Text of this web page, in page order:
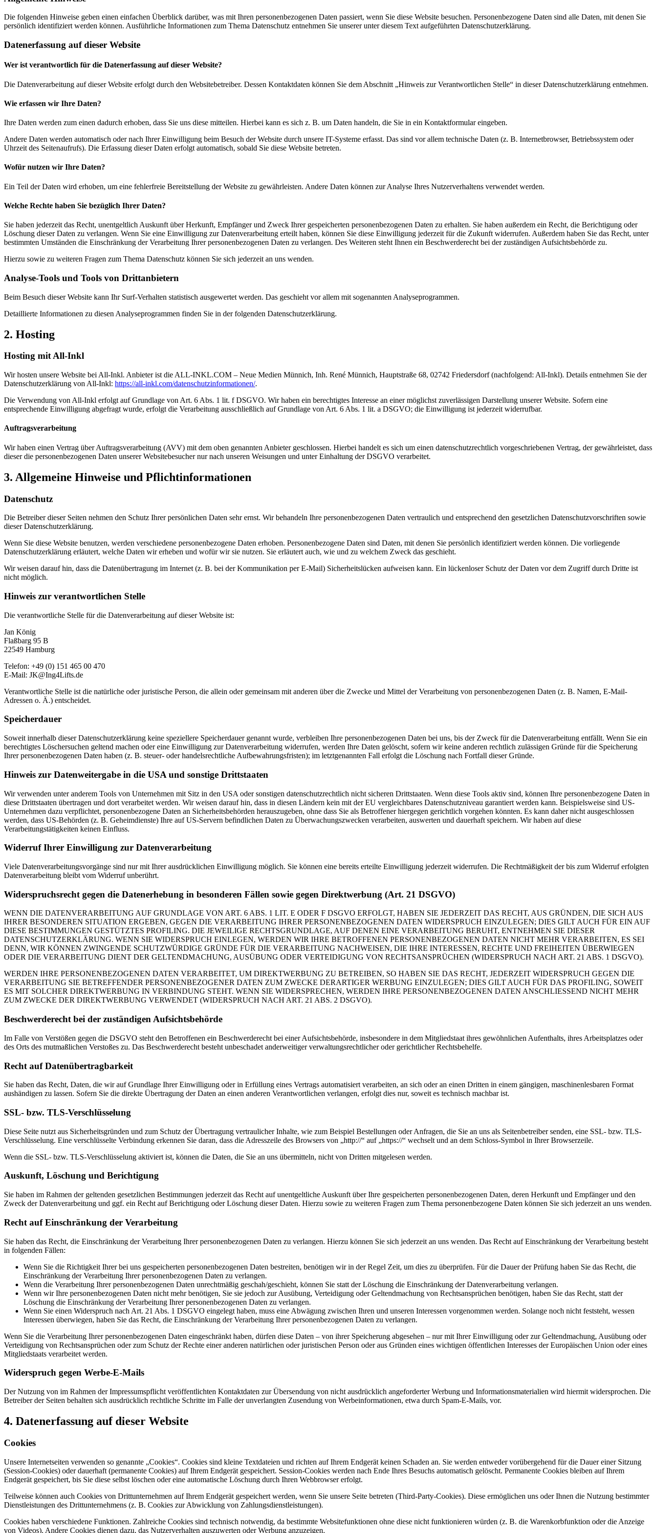
Die folgenden Hinweise geben einen einfachen Überblick darüber, was mit Ihren personenbezogenen Daten passiert, wenn Sie diese Website besuchen. Personenbezogene Daten sind alle Daten, mit denen Sie
persönlich identifiziert werden können. Ausführliche Informationen zum Thema Datenschutz entnehmen Sie unserer unter diesem Text aufgeführten Datenschutzerklärung.
Datenerfassung auf dieser Website
Wer ist verantwortlich für die Datenerfassung auf dieser Website?
Die Datenverarbeitung auf dieser Website erfolgt durch den Websitebetreiber. Dessen Kontaktdaten können Sie dem Abschnitt „Hinweis zur Verantwortlichen Stelle“ in dieser Datenschutzerklärung entnehmen.
Wie erfassen wir Ihre Daten?
Ihre Daten werden zum einen dadurch erhoben, dass Sie uns diese mitteilen. Hierbei kann es sich z. B. um Daten handeln, die Sie in ein Kontaktformular eingeben.
Andere Daten werden automatisch oder nach Ihrer Einwilligung beim Besuch der Website durch unsere IT-Systeme erfasst. Das sind vor allem technische Daten (z. B. Internetbrowser, Betriebssystem oder
Uhrzeit des Seitenaufrufs). Die Erfassung dieser Daten erfolgt automatisch, sobald Sie diese Website betreten.
Wofür nutzen wir Ihre Daten?
Ein Teil der Daten wird erhoben, um eine fehlerfreie Bereitstellung der Website zu gewährleisten. Andere Daten können zur Analyse Ihres Nutzerverhaltens verwendet werden.
Welche Rechte haben Sie bezüglich Ihrer Daten?
Sie haben jederzeit das Recht, unentgeltlich Auskunft über Herkunft, Empfänger und Zweck Ihrer gespeicherten personenbezogenen Daten zu erhalten. Sie haben außerdem ein Recht, die Berichtigung oder
Löschung dieser Daten zu verlangen. Wenn Sie eine Einwilligung zur Datenverarbeitung erteilt haben, können Sie diese Einwilligung jederzeit für die Zukunft widerrufen. Außerdem haben Sie das Recht, unter
bestimmten Umständen die Einschränkung der Verarbeitung Ihrer personenbezogenen Daten zu verlangen. Des Weiteren steht Ihnen ein Beschwerderecht bei der zuständigen Aufsichtsbehörde zu.
Hierzu sowie zu weiteren Fragen zum Thema Datenschutz können Sie sich jederzeit an uns wenden.
Analyse-Tools und Tools von Dritt­anbietern
Beim Besuch dieser Website kann Ihr Surf-Verhalten statistisch ausgewertet werden. Das geschieht vor allem mit sogenannten Analyseprogrammen.
Detaillierte Informationen zu diesen Analyseprogrammen finden Sie in der folgenden Datenschutzerklärung.
2. Hosting
Hosting mit All-Inkl
Wir hosten unsere Website bei All-Inkl. Anbieter ist die ALL-INKL.COM – Neue Medien Münnich, Inh. René Münnich, Hauptstraße 68, 02742 Friedersdorf (nachfolgend: All-Inkl). Details entnehmen Sie der
Datenschutzerklärung von All-Inkl: https://all-inkl.com/datenschutzinformationen/.
Die Verwendung von All-Inkl erfolgt auf Grundlage von Art. 6 Abs. 1 lit. f DSGVO. Wir haben ein berechtigtes Interesse an einer möglichst zuverlässigen Darstellung unserer Website. Sofern eine
entsprechende Einwilligung abgefragt wurde, erfolgt die Verarbeitung ausschließlich auf Grundlage von Art. 6 Abs. 1 lit. a DSGVO; die Einwilligung ist jederzeit widerrufbar.
Auftragsverarbeitung
Wir haben einen Vertrag über Auftragsverarbeitung (AVV) mit dem oben genannten Anbieter geschlossen. Hierbei handelt es sich um einen datenschutzrechtlich vorgeschriebenen Vertrag, der gewährleistet, dass
dieser die personenbezogenen Daten unserer Websitebesucher nur nach unseren Weisungen und unter Einhaltung der DSGVO verarbeitet.
3. Allgemeine Hinweise und Pflicht­informationen
Datenschutz
Die Betreiber dieser Seiten nehmen den Schutz Ihrer persönlichen Daten sehr ernst. Wir behandeln Ihre personenbezogenen Daten vertraulich und entsprechend den gesetzlichen Datenschutzvorschriften sowie
dieser Datenschutzerklärung.
Wenn Sie diese Website benutzen, werden verschiedene personenbezogene Daten erhoben. Personenbezogene Daten sind Daten, mit denen Sie persönlich identifiziert werden können. Die vorliegende
Datenschutzerklärung erläutert, welche Daten wir erheben und wofür wir sie nutzen. Sie erläutert auch, wie und zu welchem Zweck das geschieht.
Wir weisen darauf hin, dass die Datenübertragung im Internet (z. B. bei der Kommunikation per E-Mail) Sicherheitslücken aufweisen kann. Ein lückenloser Schutz der Daten vor dem Zugriff durch Dritte ist
nicht möglich.
Hinweis zur verantwortlichen Stelle
Die verantwortliche Stelle für die Datenverarbeitung auf dieser Website ist:
Jan König
Flaßbarg 95 B
22549 Hamburg
Telefon: +49 (0) 151 465 00 470
E-Mail: JK@Ing4Lifts.de
Verantwortliche Stelle ist die natürliche oder juristische Person, die allein oder gemeinsam mit anderen über die Zwecke und Mittel der Verarbeitung von personenbezogenen Daten (z. B. Namen, E-Mail-
Adressen o. Ä.) entscheidet.
Speicherdauer
Soweit innerhalb dieser Datenschutzerklärung keine speziellere Speicherdauer genannt wurde, verbleiben Ihre personenbezogenen Daten bei uns, bis der Zweck für die Datenverarbeitung entfällt. Wenn Sie ein
berechtigtes Löschersuchen geltend machen oder eine Einwilligung zur Datenverarbeitung widerrufen, werden Ihre Daten gelöscht, sofern wir keine anderen rechtlich zulässigen Gründe für die Speicherung
Ihrer personenbezogenen Daten haben (z. B. steuer- oder handelsrechtliche Aufbewahrungsfristen); im letztgenannten Fall erfolgt die Löschung nach Fortfall dieser Gründe.
Hinweis zur Datenweitergabe in die USA und sonstige Drittstaaten
Wir verwenden unter anderem Tools von Unternehmen mit Sitz in den USA oder sonstigen datenschutzrechtlich nicht sicheren Drittstaaten. Wenn diese Tools aktiv sind, können Ihre personenbezogene Daten in
diese Drittstaaten übertragen und dort verarbeitet werden. Wir weisen darauf hin, dass in diesen Ländern kein mit der EU vergleichbares Datenschutzniveau garantiert werden kann. Beispielsweise sind US-
Unternehmen dazu verpflichtet, personenbezogene Daten an Sicherheitsbehörden herauszugeben, ohne dass Sie als Betroffener hiergegen gerichtlich vorgehen könnten. Es kann daher nicht ausgeschlossen
werden, dass US-Behörden (z. B. Geheimdienste) Ihre auf US-Servern befindlichen Daten zu Überwachungszwecken verarbeiten, auswerten und dauerhaft speichern. Wir haben auf diese
Verarbeitungstätigkeiten keinen Einfluss.
Widerruf Ihrer Einwilligung zur Datenverarbeitung
Viele Datenverarbeitungsvorgänge sind nur mit Ihrer ausdrücklichen Einwilligung möglich. Sie können eine bereits erteilte Einwilligung jederzeit widerrufen. Die Rechtmäßigkeit der bis zum Widerruf erfolgten
Datenverarbeitung bleibt vom Widerruf unberührt.
Widerspruchsrecht gegen die Datenerhebung in besonderen Fällen sowie gegen Direktwerbung (Art. 21 DSGVO)
WENN DIE DATENVERARBEITUNG AUF GRUNDLAGE VON ART. 6 ABS. 1 LIT. E ODER F DSGVO ERFOLGT, HABEN SIE JEDERZEIT DAS RECHT, AUS GRÜNDEN, DIE SICH AUS
IHRER BESONDEREN SITUATION ERGEBEN, GEGEN DIE VERARBEITUNG IHRER PERSONENBEZOGENEN DATEN WIDERSPRUCH EINZULEGEN; DIES GILT AUCH FÜR EIN AUF
DIESE BESTIMMUNGEN GESTÜTZTES PROFILING. DIE JEWEILIGE RECHTSGRUNDLAGE, AUF DENEN EINE VERARBEITUNG BERUHT, ENTNEHMEN SIE DIESER
DATENSCHUTZERKLÄRUNG. WENN SIE WIDERSPRUCH EINLEGEN, WERDEN WIR IHRE BETROFFENEN PERSONENBEZOGENEN DATEN NICHT MEHR VERARBEITEN, ES SEI
DENN, WIR KÖNNEN ZWINGENDE SCHUTZWÜRDIGE GRÜNDE FÜR DIE VERARBEITUNG NACHWEISEN, DIE IHRE INTERESSEN, RECHTE UND FREIHEITEN ÜBERWIEGEN
ODER DIE VERARBEITUNG DIENT DER GELTENDMACHUNG, AUSÜBUNG ODER VERTEIDIGUNG VON RECHTSANSPRÜCHEN (WIDERSPRUCH NACH ART. 21 ABS. 1 DSGVO).
WERDEN IHRE PERSONENBEZOGENEN DATEN VERARBEITET, UM DIREKTWERBUNG ZU BETREIBEN, SO HABEN SIE DAS RECHT, JEDERZEIT WIDERSPRUCH GEGEN DIE
VERARBEITUNG SIE BETREFFENDER PERSONENBEZOGENER DATEN ZUM ZWECKE DERARTIGER WERBUNG EINZULEGEN; DIES GILT AUCH FÜR DAS PROFILING, SOWEIT
ES MIT SOLCHER DIREKTWERBUNG IN VERBINDUNG STEHT. WENN SIE WIDERSPRECHEN, WERDEN IHRE PERSONENBEZOGENEN DATEN ANSCHLIESSEND NICHT MEHR
ZUM ZWECKE DER DIREKTWERBUNG VERWENDET (WIDERSPRUCH NACH ART. 21 ABS. 2 DSGVO).
Beschwerde­recht bei der zuständigen Aufsichts­behörde
Im Falle von Verstößen gegen die DSGVO steht den Betroffenen ein Beschwerderecht bei einer Aufsichtsbehörde, insbesondere in dem Mitgliedstaat ihres gewöhnlichen Aufenthalts, ihres Arbeitsplatzes oder
des Orts des mutmaßlichen Verstoßes zu. Das Beschwerderecht besteht unbeschadet anderweitiger verwaltungsrechtlicher oder gerichtlicher Rechtsbehelfe.
Recht auf Daten­übertrag­barkeit
Sie haben das Recht, Daten, die wir auf Grundlage Ihrer Einwilligung oder in Erfüllung eines Vertrags automatisiert verarbeiten, an sich oder an einen Dritten in einem gängigen, maschinenlesbaren Format
aushändigen zu lassen. Sofern Sie die direkte Übertragung der Daten an einen anderen Verantwortlichen verlangen, erfolgt dies nur, soweit es technisch machbar ist.
SSL- bzw. TLS-Verschlüsselung
Diese Seite nutzt aus Sicherheitsgründen und zum Schutz der Übertragung vertraulicher Inhalte, wie zum Beispiel Bestellungen oder Anfragen, die Sie an uns als Seitenbetreiber senden, eine SSL- bzw. TLS-
Verschlüsselung. Eine verschlüsselte Verbindung erkennen Sie daran, dass die Adresszeile des Browsers von „http://“ auf „https://“ wechselt und an dem Schloss-Symbol in Ihrer Browserzeile.
Wenn die SSL- bzw. TLS-Verschlüsselung aktiviert ist, können die Daten, die Sie an uns übermitteln, nicht von Dritten mitgelesen werden.
Auskunft, Löschung und Berichtigung
Sie haben im Rahmen der geltenden gesetzlichen Bestimmungen jederzeit das Recht auf unentgeltliche Auskunft über Ihre gespeicherten personenbezogenen Daten, deren Herkunft und Empfänger und den
Zweck der Datenverarbeitung und ggf. ein Recht auf Berichtigung oder Löschung dieser Daten. Hierzu sowie zu weiteren Fragen zum Thema personenbezogene Daten können Sie sich jederzeit an uns wenden.
Recht auf Einschränkung der Verarbeitung
Sie haben das Recht, die Einschränkung der Verarbeitung Ihrer personenbezogenen Daten zu verlangen. Hierzu können Sie sich jederzeit an uns wenden. Das Recht auf Einschränkung der Verarbeitung besteht
in folgenden Fällen:
Wenn Sie die Richtigkeit Ihrer bei uns gespeicherten personenbezogenen Daten bestreiten, benötigen wir in der Regel Zeit, um dies zu überprüfen. Für die Dauer der Prüfung haben Sie das Recht, die
Einschränkung der Verarbeitung Ihrer personenbezogenen Daten zu verlangen.
Wenn die Verarbeitung Ihrer personenbezogenen Daten unrechtmäßig geschah/geschieht, können Sie statt der Löschung die Einschränkung der Datenverarbeitung verlangen.
Wenn wir Ihre personenbezogenen Daten nicht mehr benötigen, Sie sie jedoch zur Ausübung, Verteidigung oder Geltendmachung von Rechtsansprüchen benötigen, haben Sie das Recht, statt der
Löschung die Einschränkung der Verarbeitung Ihrer personenbezogenen Daten zu verlangen.
Wenn Sie einen Widerspruch nach Art. 21 Abs. 1 DSGVO eingelegt haben, muss eine Abwägung zwischen Ihren und unseren Interessen vorgenommen werden. Solange noch nicht feststeht, wessen
Interessen überwiegen, haben Sie das Recht, die Einschränkung der Verarbeitung Ihrer personenbezogenen Daten zu verlangen.
Wenn Sie die Verarbeitung Ihrer personenbezogenen Daten eingeschränkt haben, dürfen diese Daten – von ihrer Speicherung abgesehen – nur mit Ihrer Einwilligung oder zur Geltendmachung, Ausübung oder
Verteidigung von Rechtsansprüchen oder zum Schutz der Rechte einer anderen natürlichen oder juristischen Person oder aus Gründen eines wichtigen öffentlichen Interesses der Europäischen Union oder eines
Mitgliedstaats verarbeitet werden.
Widerspruch gegen Werbe-E-Mails
Der Nutzung von im Rahmen der Impressumspflicht veröffentlichten Kontaktdaten zur Übersendung von nicht ausdrücklich angeforderter Werbung und Informationsmaterialien wird hiermit widersprochen. Die
Betreiber der Seiten behalten sich ausdrücklich rechtliche Schritte im Falle der unverlangten Zusendung von Werbeinformationen, etwa durch Spam-E-Mails, vor.
4. Datenerfassung auf dieser Website
Cookies
Unsere Internetseiten verwenden so genannte „Cookies“. Cookies sind kleine Textdateien und richten auf Ihrem Endgerät keinen Schaden an. Sie werden entweder vorübergehend für die Dauer einer Sitzung
(Session-Cookies) oder dauerhaft (permanente Cookies) auf Ihrem Endgerät gespeichert. Session-Cookies werden nach Ende Ihres Besuchs automatisch gelöscht. Permanente Cookies bleiben auf Ihrem
Endgerät gespeichert, bis Sie diese selbst löschen oder eine automatische Löschung durch Ihren Webbrowser erfolgt.
Teilweise können auch Cookies von Drittunternehmen auf Ihrem Endgerät gespeichert werden, wenn Sie unsere Seite betreten (Third-Party-Cookies). Diese ermöglichen uns oder Ihnen die Nutzung bestimmter
Dienstleistungen des Drittunternehmens (z. B. Cookies zur Abwicklung von Zahlungsdienstleistungen).
Cookies haben verschiedene Funktionen. Zahlreiche Cookies sind technisch notwendig, da bestimmte Websitefunktionen ohne diese nicht funktionieren würden (z. B. die Warenkorbfunktion oder die Anzeige
von Videos). Andere Cookies dienen dazu, das Nutzerverhalten auszuwerten oder Werbung anzuzeigen.